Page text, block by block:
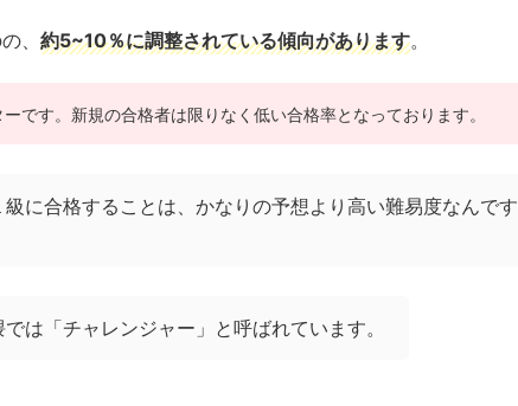
、 約5~10％に調整されている傾向があります。
です。新規の合格者は限りなく低い合格率となっております。
に合格することは、かなりの予想より高い難易度なんです
は「チャレンジャー」と呼ばれています。